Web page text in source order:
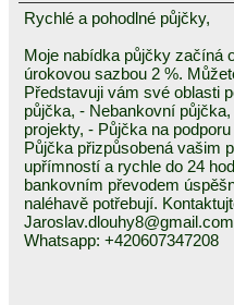
Rychlé a pohodlné půjčky,
Moje nabídka půjčky začíná
úrokovou sazbou 2 %.
Představuji vám své oblasti
půjčka, - Nebankovní
projekty, - Půjčka na
Půjčka přizpůsobená vašim
upřímností a rychle do 24
bankovním převodem
naléhavě potřebují.
Jaroslav.dlouhy8@gmail.com
Whatsapp: +420607347208